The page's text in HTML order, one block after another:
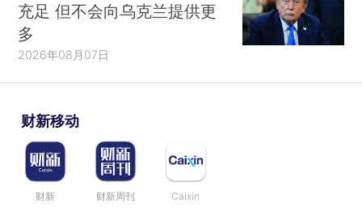
充足 但不会向乌克兰提供更
多
2026年08月07日
财新移动
财新 财新周刊 Caixin